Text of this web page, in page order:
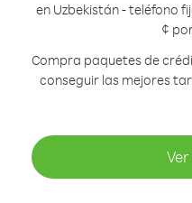
en Uzbekistán - teléfono
¢
Compra paquetes de
conseguir las mejores